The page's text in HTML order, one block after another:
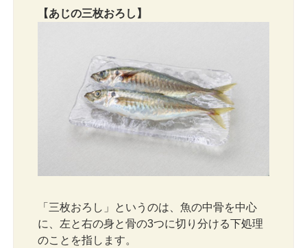
【あじの三枚おろし】
「三枚おろし」というのは、魚の中骨を中心
に、左と右の身と骨の3つに切り分ける下処理
のことを指します。